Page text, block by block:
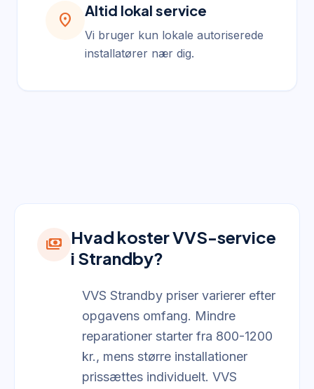
location_on
Altid lokal service
Vi bruger kun lokale autoriserede
installatører nær dig.
payments Hvad koster VVS-service
i Strandby?
VVS Strandby priser varierer efter
opgavens omfang. Mindre
reparationer starter fra 800-1200
kr., mens større installationer
prissættes individuelt. VVS